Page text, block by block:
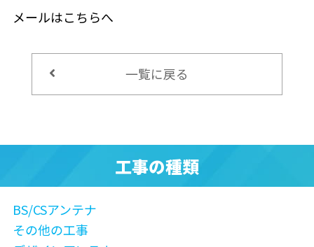
メールはこちらへ
一覧に戻る
工事の種類
BS/CSアンテナ
その他の工事